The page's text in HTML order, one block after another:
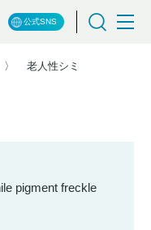
公式SNS
老人性シミ
pigment freckle